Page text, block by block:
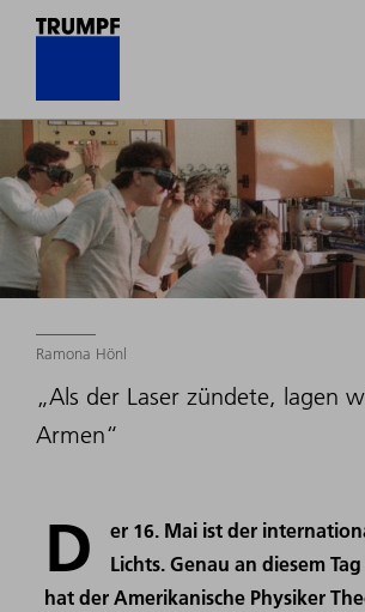
Ramona Hönl
„Als der Laser zündete, lagen
Armen“
D
er 16. Mai ist der
Lichts. Genau an diesem
hat der Amerikanische Physiker